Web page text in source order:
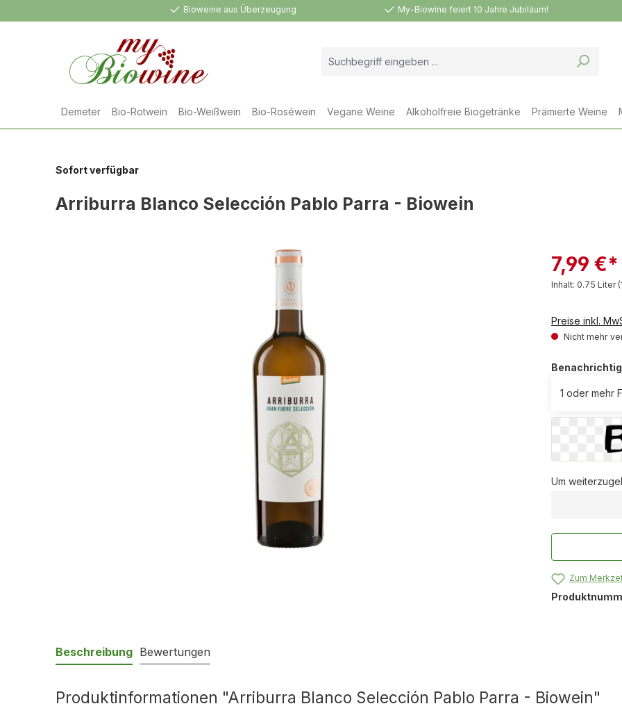
Zur Hauptnavigation springenBioweine aus Überzeugung My-Biowine feiert 10 Jahre Jubiläum!
Demeter Bio-Rotwein Bio-Weißwein Bio-Roséwein Vegane Weine Alkoholfreie Biogetränke Prämierte Weine
Sofort verfügbar
Arriburra Blanco Selección Pablo Parra - Biowein
7,99 €*
Inhalt: 0.75 Liter
Preise inkl.
Nicht mehr
Um
Zum
Beschreibung Bewertungen
Produktinformationen "Arriburra Blanco Selección Pablo Parra - Biowein"